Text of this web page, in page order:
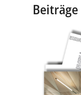
Beiträge